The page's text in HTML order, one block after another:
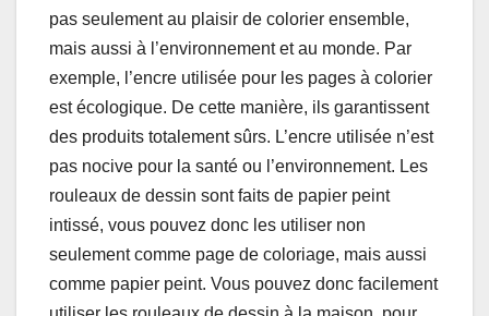
pas seulement au plaisir de colorier ensemble,
mais aussi à l’environnement et au monde. Par
exemple, l’encre utilisée pour les pages à colorier
est écologique. De cette manière, ils garantissent
des produits totalement sûrs. L’encre utilisée n’est
pas nocive pour la santé ou l’environnement. Les
rouleaux de dessin sont faits de papier peint
intissé, vous pouvez donc les utiliser non
seulement comme page de coloriage, mais aussi
comme papier peint. Vous pouvez donc facilement